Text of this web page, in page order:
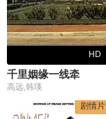
HD
千里姻缘一线牵
高远,韩瑛
剧情片